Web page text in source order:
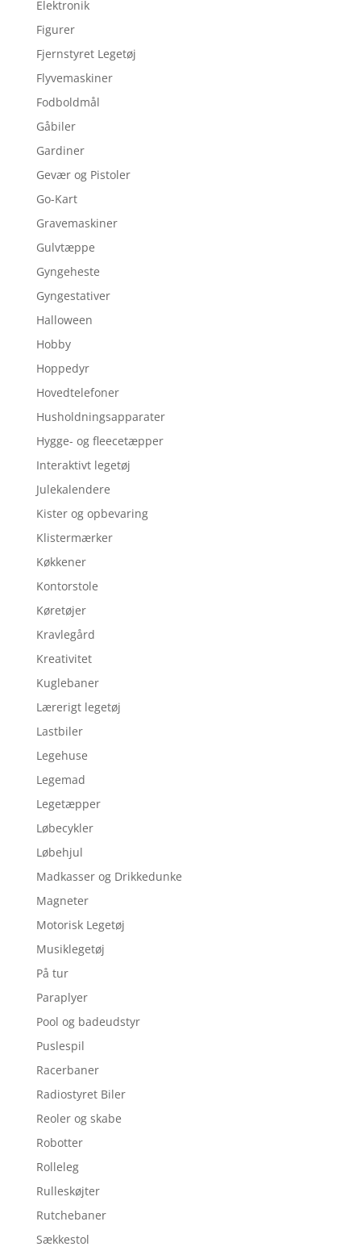
Elektronik
Figurer
Fjernstyret Legetøj
Flyvemaskiner
Fodboldmål
Gåbiler
Gardiner
Gevær og Pistoler
Go-Kart
Gravemaskiner
Gulvtæppe
Gyngeheste
Gyngestativer
Halloween
Hobby
Hoppedyr
Hovedtelefoner
Husholdningsapparater
Hygge- og fleecetæpper
Interaktivt legetøj
Julekalendere
Kister og opbevaring
Klistermærker
Køkkener
Kontorstole
Køretøjer
Kravlegård
Kreativitet
Kuglebaner
Lærerigt legetøj
Lastbiler
Legehuse
Legemad
Legetæpper
Løbecykler
Løbehjul
Madkasser og Drikkedunke
Magneter
Motorisk Legetøj
Musiklegetøj
På tur
Paraplyer
Pool og badeudstyr
Puslespil
Racerbaner
Radiostyret Biler
Reoler og skabe
Robotter
Rolleleg
Rulleskøjter
Rutchebaner
Sækkestol